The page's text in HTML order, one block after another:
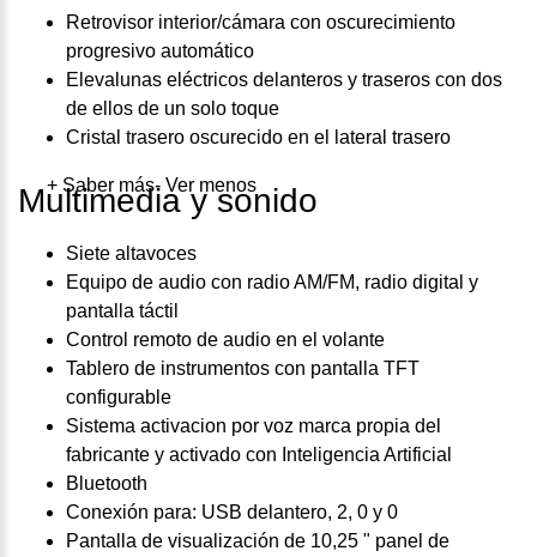
Retrovisor interior/cámara con oscurecimiento
progresivo automático
Elevalunas eléctricos delanteros y traseros con dos
de ellos de un solo toque
Cristal trasero oscurecido en el lateral trasero
+ Saber más- Ver menos
Multimedia y sonido
Siete altavoces
Equipo de audio con radio AM/FM, radio digital y
pantalla táctil
Control remoto de audio en el volante
Tablero de instrumentos con pantalla TFT
configurable
Sistema activacion por voz marca propia del
fabricante y activado con Inteligencia Artificial
Bluetooth
Conexión para: USB delantero, 2, 0 y 0
Pantalla de visualización de 10,25 " panel de